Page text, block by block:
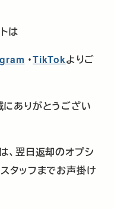
は
・TikTokよりご
ありがとうござい
、翌日返却のオプシ
タッフまでお声掛け